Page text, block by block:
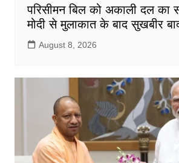
परिसीमन बिल को अकाली दल का
मोदी से मुलाकात के बाद सुखबीर
August 8, 2026